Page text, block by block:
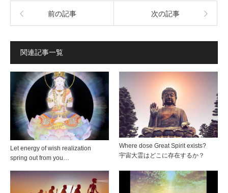
前の記事 次の記事
関連記事一覧
Let energy of wish realization
spring out from you…
Where dose Great Spirit exists?
宇宙大霊はどこに存在するか？